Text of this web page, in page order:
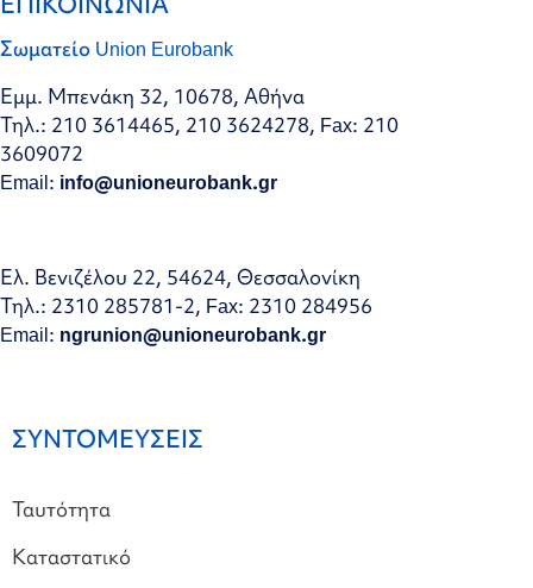
Σωματείο Union Eurobank
Εμμ. Μπενάκη 32, 10678, Αθήνα
Τηλ.: 210 3614465, 210 3624278, Fax: 210
3609072
Email: info@unioneurobank.gr
Ελ. Βενιζέλου 22, 54624, Θεσσαλονίκη
Τηλ.: 2310 285781-2, Fax: 2310 284956
Email: ngrunion@unioneurobank.gr
ΣΥΝΤΟΜΕΥΣΕΙΣ
Ταυτότητα
Καταστατικό